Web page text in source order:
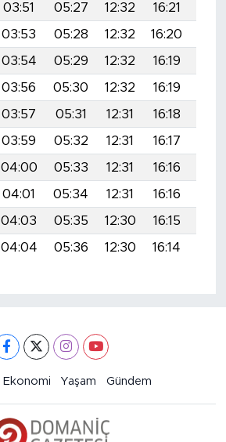
03:51 05:27 12:32 16:21
03:53 05:28 12:32 16:20
03:54 05:29 12:32 16:19
03:56 05:30 12:32 16:19
03:57 05:31 12:31 16:18
03:59 05:32 12:31 16:17
04:00 05:33 12:31 16:16
04:01 05:34 12:31 16:16
04:03 05:35 12:30 16:15
04:04 05:36 12:30 16:14
Ekonomi Yaşam Gündem